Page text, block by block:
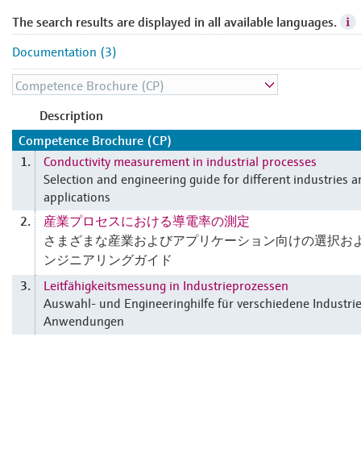
The search results are displayed in all available languages.
Documentation (3)
Description
Competence Brochure (CP)
1.
Conductivity measurement in industrial processes
Selection and engineering guide for different industries
applications
2.
産業プロセスにおける導電率の測定
さまざまな産業およびアプリケーション向けの選択お
ンジニアリングガイド
3.
Leitfähigkeitsmessung in Industrieprozessen
Auswahl- und Engineeringhilfe für verschiedene
Anwendungen